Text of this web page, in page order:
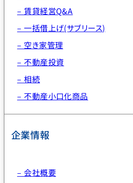
– 賃貸経営Q&A
– 一括借上げ(サブリース)
– 空き家管理
– 不動産投資
– 相続
– 不動産小口化商品
企業情報
– 会社概要